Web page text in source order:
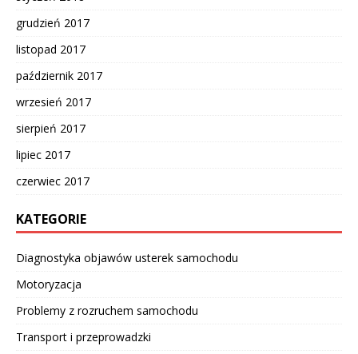
grudzień 2017
listopad 2017
październik 2017
wrzesień 2017
sierpień 2017
lipiec 2017
czerwiec 2017
KATEGORIE
Diagnostyka objawów usterek samochodu
Motoryzacja
Problemy z rozruchem samochodu
Transport i przeprowadzki